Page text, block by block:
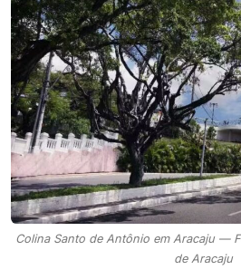
Colina Santo de Antônio em Aracaju —
de Aracaju